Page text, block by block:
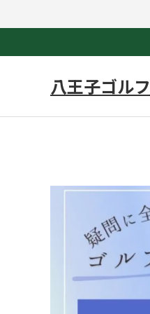
八王子ゴルフ